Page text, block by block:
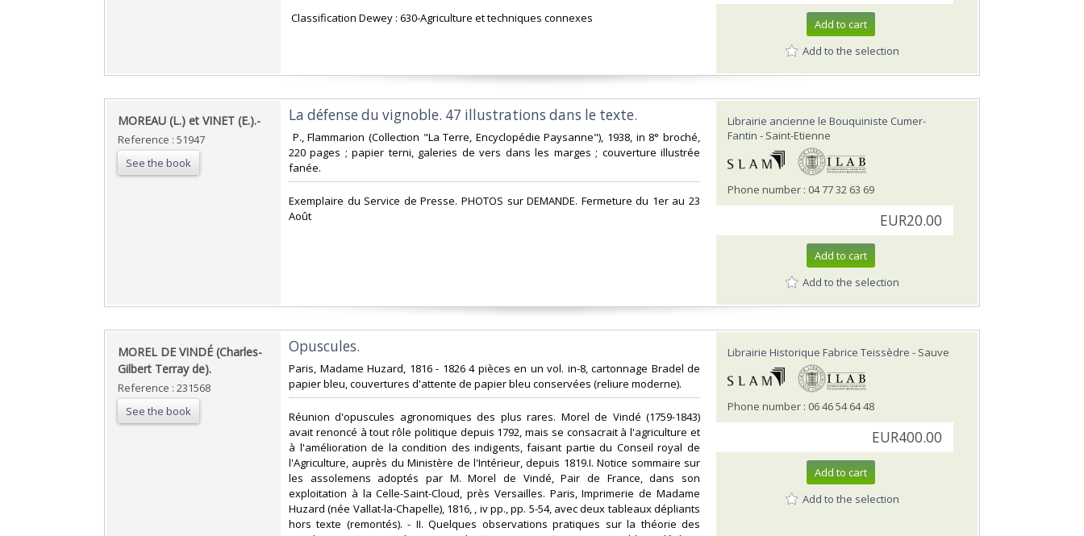
‎ Classification Dewey : 630-Agriculture et techniques connexes‎
Add to cart
Add to the selection
‎MOREAU (L.) et VINET (E.).-‎
Reference : 51947
See the book
‎La défense du vignoble. 47 illustrations dans le texte.‎
‎ P., Flammarion (Collection "La Terre, Encyclopédie Paysanne"), 1938, in 8° broché,
220 pages ; papier terni, galeries de vers dans les marges ; couverture illustrée
fanée. ‎
‎Exemplaire du Service de Presse. PHOTOS sur DEMANDE. Fermeture du 1er au 23
Août‎
Librairie ancienne le Bouquiniste Cumer-
Fantin - Saint-Etienne
Phone number : 04 77 32 63 69
EUR20.00
Add to cart
Add to the selection
‎MOREL DE VINDÉ (Charles-
Gilbert Terray de).‎
Reference : 231568
See the book
‎Opuscules.‎
‎Paris, Madame Huzard, 1816 - 1826 4 pièces en un vol. in-8, cartonnage Bradel de
papier bleu, couvertures d'attente de papier bleu conservées (reliure moderne). ‎
‎Réunion d'opuscules agronomiques des plus rares. Morel de Vindé (1759-1843)
avait renoncé à tout rôle politique depuis 1792, mais se consacrait à l'agriculture et
à l'amélioration de la condition des indigents, faisant partie du Conseil royal de
l'Agriculture, auprès du Ministère de l'Intérieur, depuis 1819.I. Notice sommaire sur
les assolemens adoptés par M. Morel de Vindé, Pair de France, dans son
exploitation à la Celle-Saint-Cloud, près Versailles. Paris, Imprimerie de Madame
Huzard (née Vallat-la-Chapelle), 1816, , iv pp., pp. 5-54, avec deux tableaux dépliants
hors texte (remontés). - II. Quelques observations pratiques sur la théorie des
Librairie Historique Fabrice Teissèdre - Sauve
Phone number : 06 46 54 64 48
EUR400.00
Add to cart
Add to the selection